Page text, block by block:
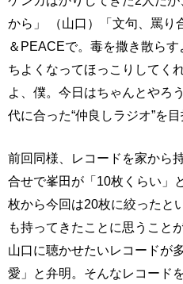
から」 （山口）「文句、罵り
＆PEACEで。毒を撒き散ら
ちよくなってほっこりしてく
よ、僕。今日はちゃんとやろ
代に合った“仲良しラジオ”を目
前回同様、レコードを家から
合せで峯田が「10枚くらい」
枚から今回は20枚に絞ったと
も持ってきたことに思うこと
山口に聴かせたいレコードが
愛」と弁明。そんなレコード